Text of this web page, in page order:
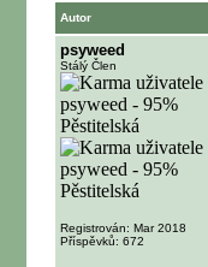
Autor
psyweed
Stálý Člen
Registrován: Mar 2018
Příspěvků: 672